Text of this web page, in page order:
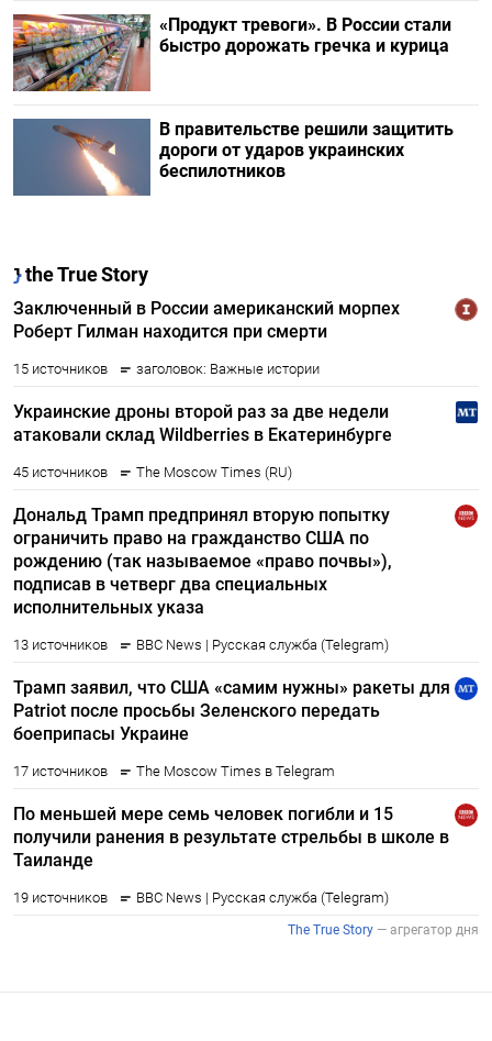
«Продукт тревоги». В России стали
быстро дорожать гречка и курица
В правительстве решили защитить
дороги от ударов украинских
беспилотников